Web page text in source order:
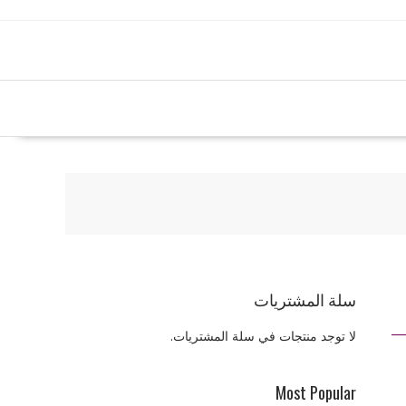
سلة المشتريات
لا توجد منتجات في سلة المشتريات.
Most Popular